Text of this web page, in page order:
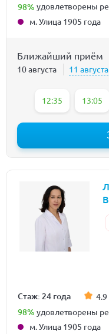
98% удовлетворены
м. Улица 1905 года
Ближайший приём
10 августа 11 августа
12:35 13:05
Стаж: 24 года 4.9
98% удовлетворены
м. Улица 1905 года